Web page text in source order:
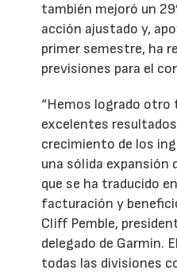
también mejoró un
acción ajustado y,
primer semestre, ha
previsiones para el
“Hemos logrado otro
excelentes
crecimiento de los
una sólida expansión
que se ha traducido
facturación y
Cliff Pemble,
delegado de Garmin.
todas las divisiones